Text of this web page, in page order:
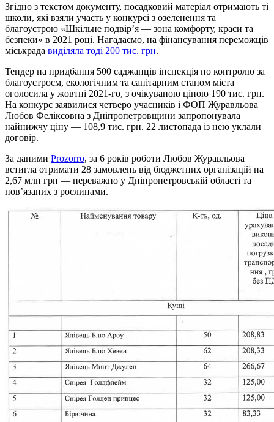
Згідно з текстом документу, посадковий матеріал отримають ті
школи, які взяли участь у конкурсі з озеленення та
благоустрою «Шкільне подвір’я — зона комфорту, краси та
безпеки» в 2021 році. Нагадаємо, на фінансування переможців
міськрада виділяла тоді 200 тис. грн.
Тендер на придбання 500 саджанців інспекція по контролю за
благоустроєм, екологічним та санітарним станом міста
оголосила у жовтні 2021-го, з очікуваною ціною 190 тис. грн.
На конкурс заявилися четверо учасників і ФОП Журавльова
Любов Феліксовна з Дніпропетровщини запропонувала
найнижчу ціну — 108,9 тис. грн. 22 листопада із нею уклали
договір.
За даними Prozorro, за 6 років роботи Любов Журавльова
встигла отримати 28 замовлень від бюджетних організацій на
2,67 млн грн — переважно у Дніпропетровській області та
пов’язаних з рослинами.